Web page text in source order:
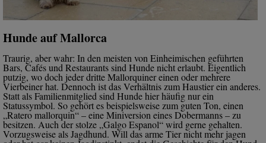
Hunde auf Mallorca
Traurig, aber wahr: In den meisten von Einheimischen geführten
Bars, Cafés und Restaurants sind Hunde nicht erlaubt. Eigentlich
putzig, wo doch jeder dritte Mallorquiner einen oder mehrere
Vierbeiner hat. Dennoch ist das Verhältnis zum Haustier ein anderes.
Statt als Familienmitglied sind Hunde hier häufig nur ein
Statussymbol. So gehört es beispielsweise zum guten Ton, einen
„Ratero mallorquin“ – eine Miniversion eines Dobermanns – zu
besitzen. Auch der stolze „Galgo Espanol“ wird gerne gehalten.
Vorzugsweise als Jagdhund. Will das arme Tier nicht mehr jagen